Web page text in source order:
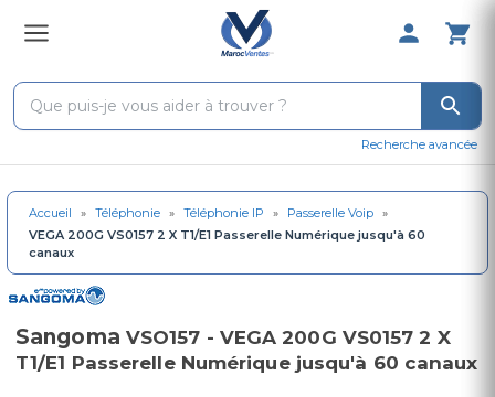
0 Produit
Recherche avancée
Accueil » Téléphonie » Téléphonie IP » Passerelle Voip »
VEGA 200G VS0157 2 X T1/E1 Passerelle Numérique jusqu'à 60
canaux
Sangoma VSO157 - VEGA 200G VS0157 2 X
T1/E1 Passerelle Numérique jusqu'à 60 canaux